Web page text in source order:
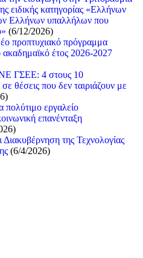
ειδικής κατηγορίας «Ελλήνων
Ελλήνων υπαλλήλων που
(6/12/2026)
προπτυχιακό πρόγραμμα
έτος 2026-2027
ΓΣΕΕ: 4 στους 10
θέσεις που δεν ταιριάζουν με
εργαλείο
επανένταξη
της Τεχνολογίας
(6/4/2026)